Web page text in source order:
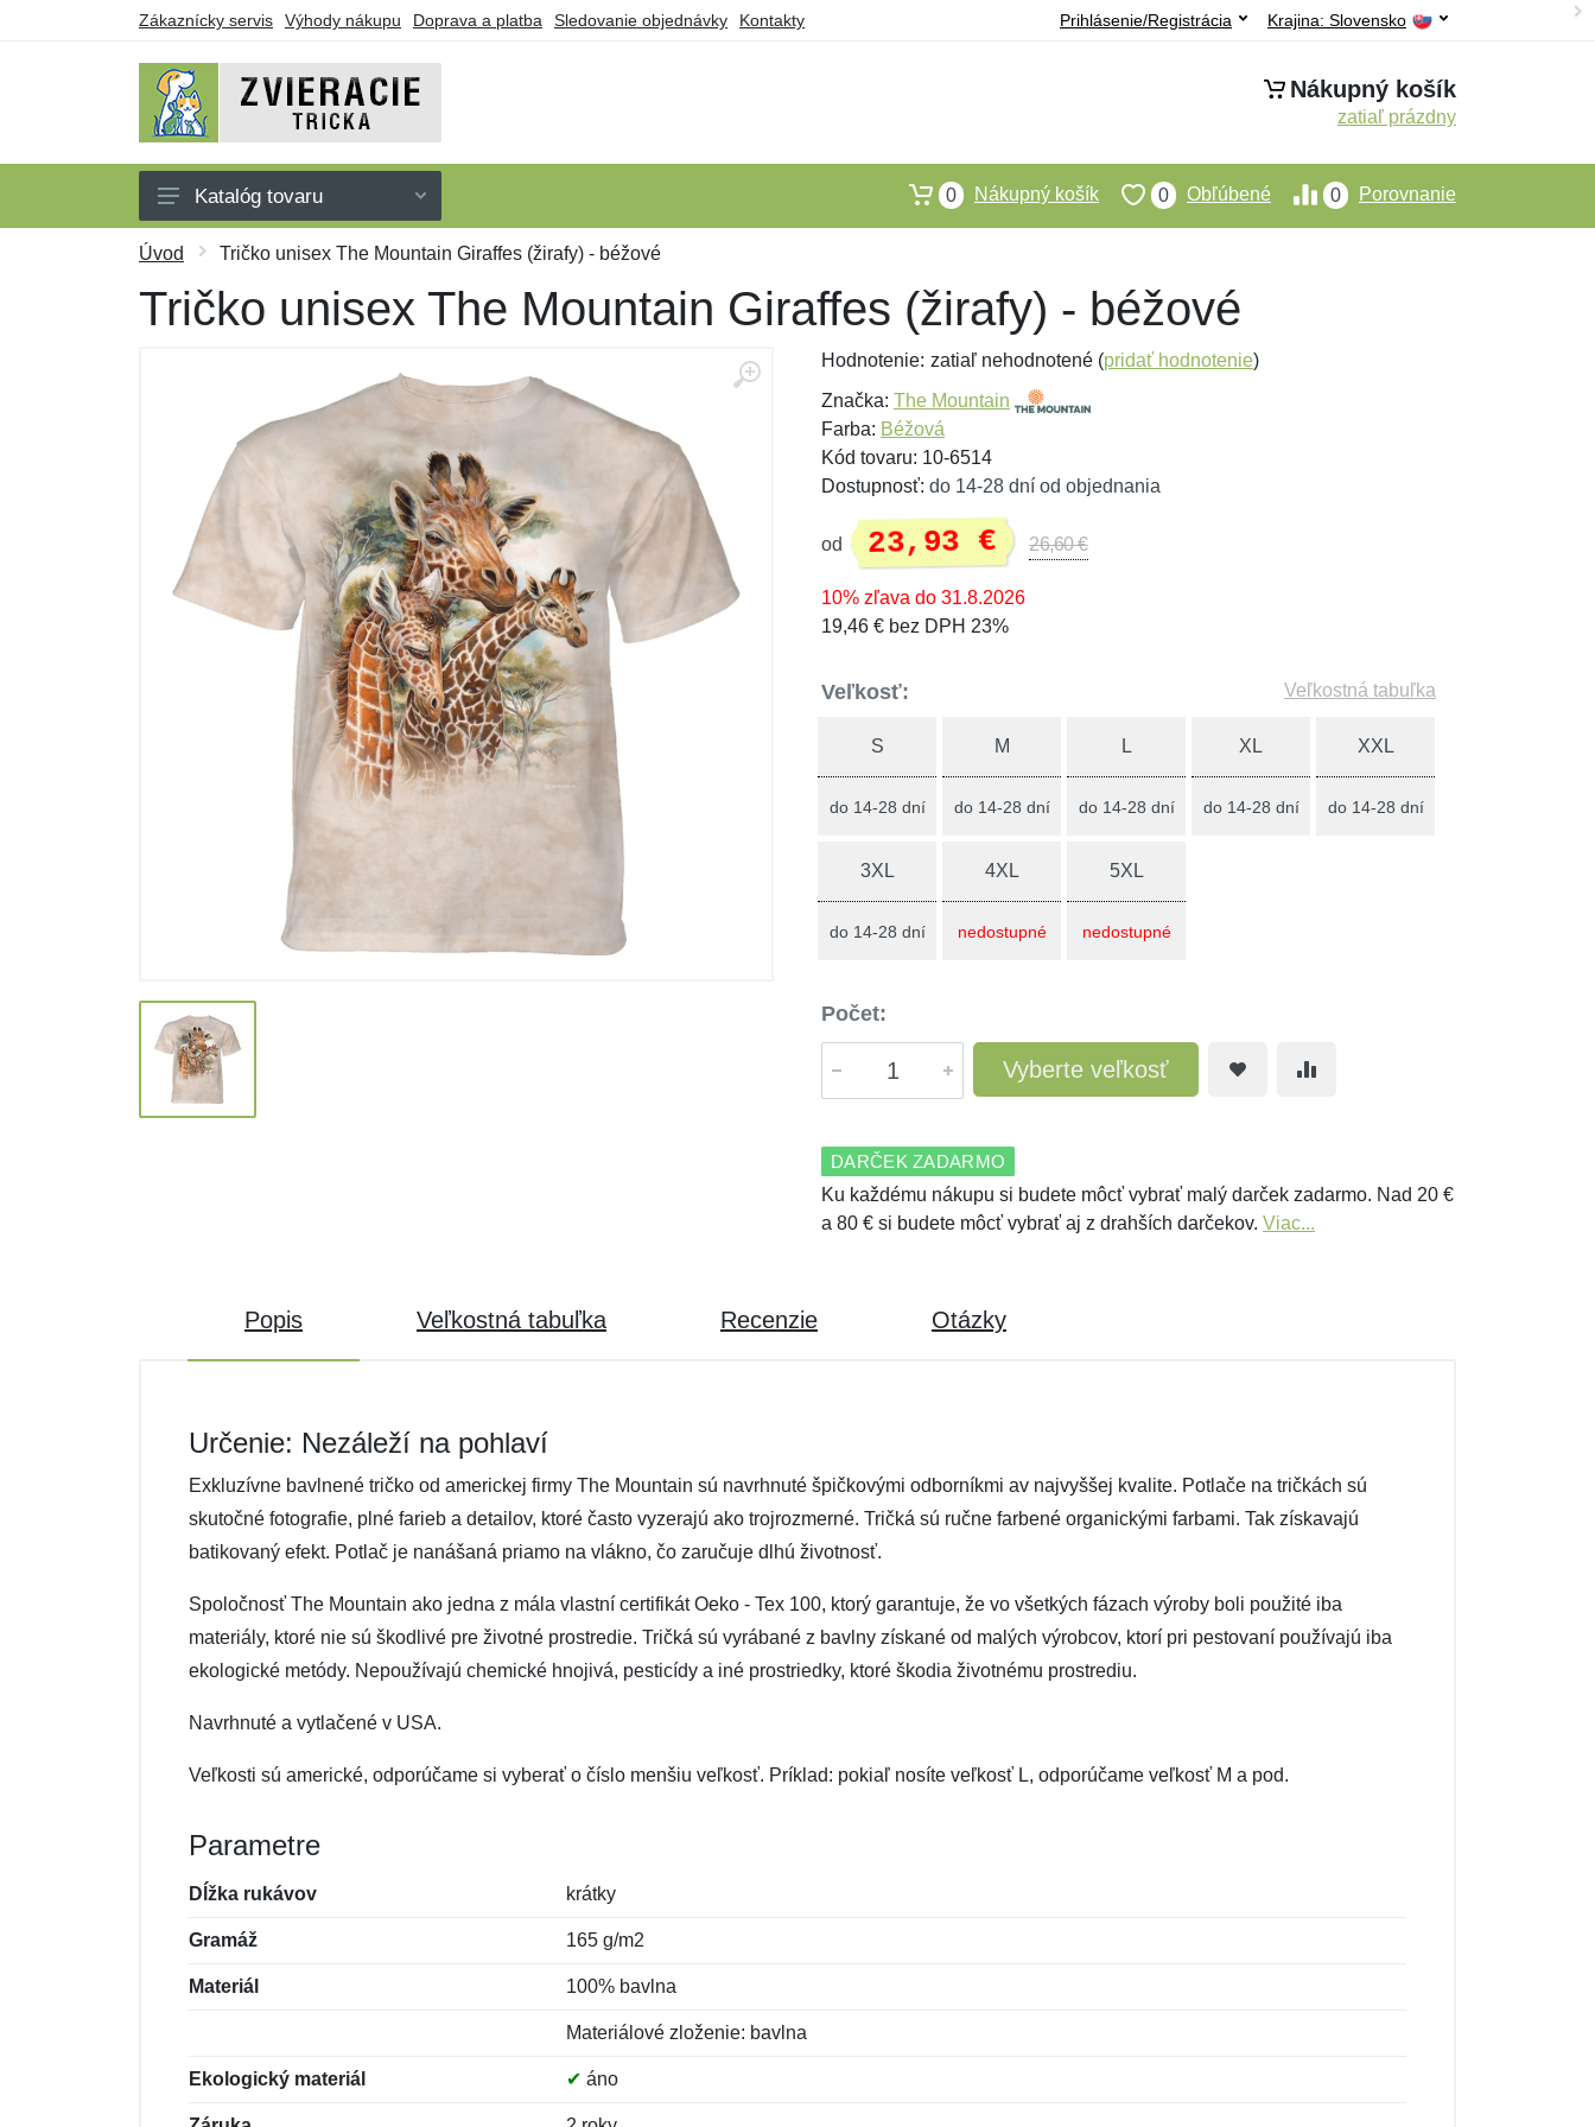
Zákaznícky servis Výhody nákupu Doprava a platba Sledovanie objednávky Kontakty Krajina: Slovensko
Prihlásenie/Registrácia
Nákupný košík
zatiaľ prázdny
Tričká
Tielka
Darčekové poukazy
Výpredaj
Katalóg tovaru 0 Porovnanie
0 Obľúbené
0 Nákupný košík
Úvod Tričko unisex The Mountain Giraffes (žirafy) - béžové
Tričko unisex The Mountain Giraffes (žirafy) - béžové
Hodnotenie: zatiaľ nehodnotené (pridať hodnotenie)
Značka: The Mountain
Farba: Béžová
Kód tovaru: 10-6514
Dostupnosť: do 14-28 dní od objednania
od 23,93 € 26,60 €
10% zľava do 31.8.2026
19,46 € bez DPH 23%
Veľkosť: Veľkostná tabuľka
S
do 14-28 dní
M
do 14-28 dní
L
do 14-28 dní
XL
do 14-28 dní
XXL
do 14-28 dní
3XL
do 14-28 dní
4XL
nedostupné
5XL
nedostupné
Počet:
Vyberte veľkosť
DARČEK ZADARMO
Ku každému nákupu si budete môcť vybrať malý darček zadarmo. Nad 20 €
a 80 € si budete môcť vybrať aj z drahších darčekov. Viac...
Popis Veľkostná tabuľka Recenzie Otázky
Určenie: Nezáleží na pohlaví
Exkluzívne bavlnené tričko od americkej firmy The Mountain sú navrhnuté špičkovými odborníkmi av najvyššej kvalite. Potlače na tričkách sú
skutočné fotografie, plné farieb a detailov, ktoré často vyzerajú ako trojrozmerné. Tričká sú ručne farbené organickými farbami. Tak získavajú
batikovaný efekt. Potlač je nanášaná priamo na vlákno, čo zaručuje dlhú životnosť.
Spoločnosť The Mountain ako jedna z mála vlastní certifikát Oeko - Tex 100, ktorý garantuje, že vo všetkých fázach výroby boli použité iba
materiály, ktoré nie sú škodlivé pre životné prostredie. Tričká sú vyrábané z bavlny získané od malých výrobcov, ktorí pri pestovaní používajú iba
ekologické metódy. Nepoužívajú chemické hnojivá, pesticídy a iné prostriedky, ktoré škodia životnému prostrediu.
Navrhnuté a vytlačené v USA.
Veľkosti sú americké, odporúčame si vyberať o číslo menšiu veľkosť. Príklad: pokiaľ nosíte veľkosť L, odporúčame veľkosť M a pod.
Parametre
Dĺžka rukávov krátky
Gramáž 165 g/m2
Materiál 100% bavlna
Materiálové zloženie: bavlna
Ekologický materiál ✔ áno